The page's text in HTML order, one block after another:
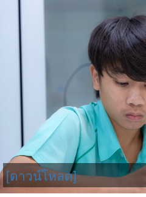
[ดาวน์โหลด]